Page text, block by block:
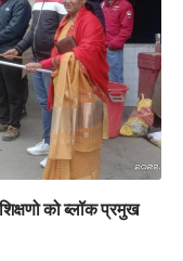
को ब्लॉक प्रमुख